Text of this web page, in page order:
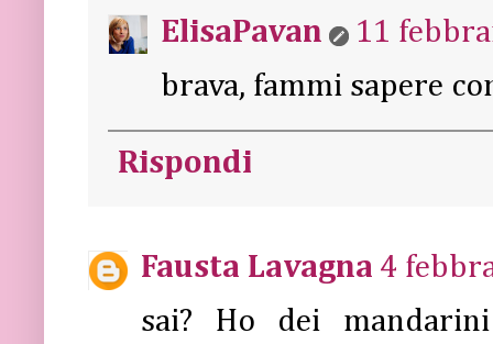
ElisaPavan
11
brava, fammi sapere
Rispondi
Fausta Lavagna 4
sai? Ho dei